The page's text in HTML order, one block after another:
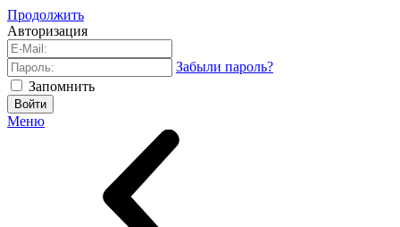
Продолжить
Авторизация
Забыли пароль?
Запомнить
Войти
Меню